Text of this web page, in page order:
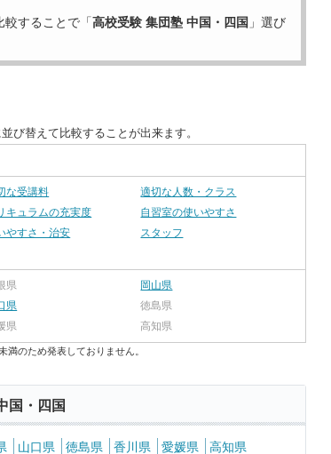
較することで「高校受験 集団塾 中国・四国 」選び
び替えて比較することが出来ます。
な受講料
適切な人数・クラス
キュラムの充実度
自習室の使いやすさ
やすさ・治安
スタッフ
県
岡山県
県
徳島県
県 高知県
のため発表しておりません。
国・四国
山口県 徳島県 香川県 愛媛県 高知県